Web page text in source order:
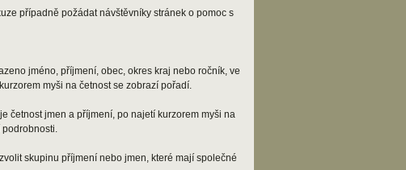
případně požádat návštěvníky stránek o pomoc s
jméno, příjmení, obec, okres kraj nebo ročník, ve
myši na četnost se zobrazí pořadí.
četnost jmen a příjmení, po najetí kurzorem myši na
podrobnosti.
skupinu příjmení nebo jmen, které mají společné